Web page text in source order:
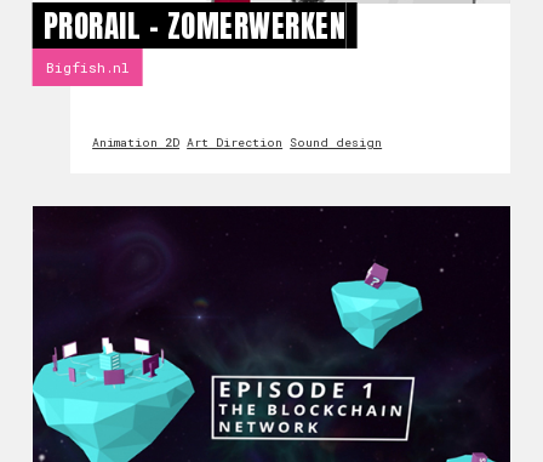
PRORAIL - ZOMERWERKEN
Bigfish.nl
Animation 2D Art Direction Sound design